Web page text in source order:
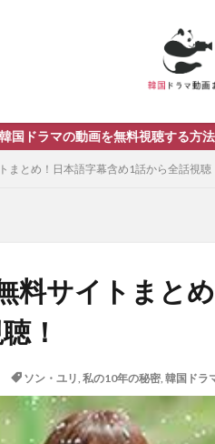
法をまとめたサイト｜韓流ドラマ
まとめ！日本語字幕含め1話から全話視聴
料サイトまと
！
ソン・ユリ, 私の10年の秘密, 韓国ドラ